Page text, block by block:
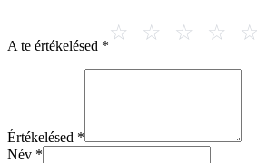
A te értékelésed *
Értékelésed *
Név *